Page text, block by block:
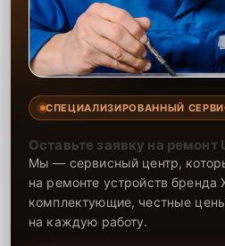
СПЕЦИАЛИЗИРОВАННЫЙ
Оставьте заявку на ремонт
Мы — сервисный центр,
на ремонте устройств бренда
комплектующие, честные
на каждую работу.